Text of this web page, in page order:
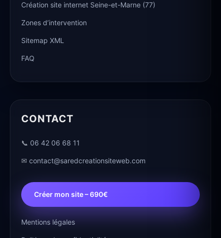
Création site internet Seine-et-Marne (77)
Zones d’intervention
Sitemap XML
FAQ
CONTACT
📞 06 42 06 68 11
✉ contact@saredcreationsiteweb.com
Créer mon site – 690€
Mentions légales